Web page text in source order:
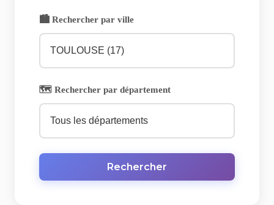
🏙️ Rechercher par ville
🗺️ Rechercher par département
Rechercher